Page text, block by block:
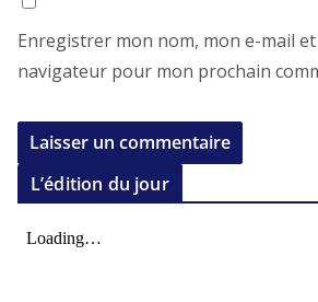
Enregistrer mon nom, mon e-mail
navigateur pour mon prochain
L’édition du jour